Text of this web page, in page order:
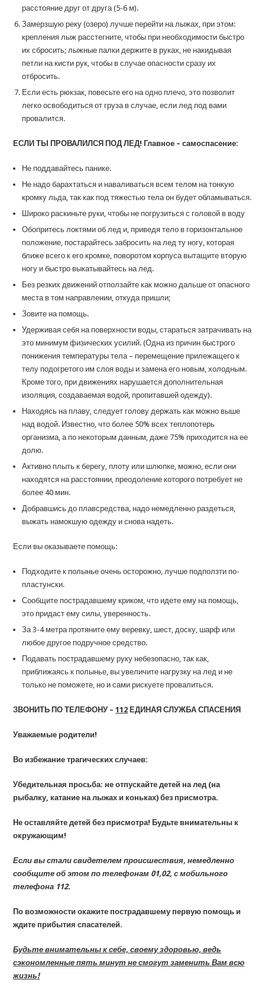
расстояние друг от друга (5-6 м).
Замерзшую реку (озеро) лучше перейти на лыжах, при этом:
крепления лыж расстегните, чтобы при необходимости быстро
их сбросить; лыжные палки держите в руках, не накидывая
петли на кисти рук, чтобы в случае опасности сразу их
отбросить.
Если есть рюкзак, повесьте его на одно плечо, это позволит
легко освободиться от груза в случае, если лед под вами
провалится.
ЕСЛИ ТЫ ПРОВАЛИЛСЯ ПОД ЛЕД! Главное – самоспасение:
Не поддавайтесь панике.
Не надо барахтаться и наваливаться всем телом на тонкую
кромку льда, так как под тяжестью тела он будет обламываться.
Широко раскиньте руки, чтобы не погрузиться с головой в воду
Обопритесь локтями об лед и, приведя тело в горизонтальное
положение, постарайтесь забросить на лед ту ногу, которая
ближе всего к его кромке, поворотом корпуса вытащите вторую
ногу и быстро выкатывайтесь на лед.
Без резких движений отползайте как можно дальше от опасного
места в том направлении, откуда пришли;
Зовите на помощь.
Удерживая себя на поверхности воды, стараться затрачивать на
это минимум физических усилий. (Одна из причин быстрого
понижения температуры тела – перемещение прилежащего к
телу подогретого им слоя воды и замена его новым, холодным.
Кроме того, при движениях нарушается дополнительная
изоляция, создаваемая водой, пропитавшей одежду).
Находясь на плаву, следует голову держать как можно выше
над водой. Известно, что более 50% всех теплопотерь
организма, а по некоторым данным, даже 75% приходится на ее
долю.
Активно плыть к берегу, плоту или шлюпке, можно, если они
находятся на расстоянии, преодоление которого потребует не
более 40 мин.
Добравшись до плавсредства, надо немедленно раздеться,
выжать намокшую одежду и снова надеть.
Если вы оказываете помощь:
Подходите к полынье очень осторожно, лучше подползти по-
пластунски.
Сообщите пострадавшему криком, что идете ему на помощь,
это придаст ему силы, уверенность.
За 3-4 метра протяните ему веревку, шест, доску, шарф или
любое другое подручное средство.
Подавать пострадавшему руку небезопасно, так как,
приближаясь к полынье, вы увеличите нагрузку на лед и не
только не поможете, но и сами рискуете провалиться.
ЗВОНИТЬ ПО ТЕЛЕФОНУ –112 ЕДИНАЯ СЛУЖБА СПАСЕНИЯ
Уважаемые родители!
Во избежание трагических случаев:
Убедительная просьба: не отпускайте детей на лед (на
рыбалку, катание на лыжах и коньках) без присмотра.
Не оставляйте детей без присмотра! Будьте внимательны к
окружающим!
Если вы стали свидетелем происшествия, немедленно
сообщите об этом по телефонам 01,02, с мобильного
телефона 112.
По возможности окажите пострадавшему первую помощь и
ждите прибытия спасателей.
Будьте внимательны к себе, своему здоровью, ведь
сэкономленные пять минут не смогут заменить Вам всю
жизнь!